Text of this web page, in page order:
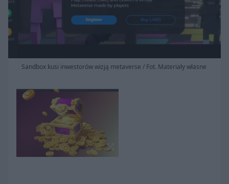
Sandbox kusi inwestorów wizją metaverse / Fot. Materiały własne